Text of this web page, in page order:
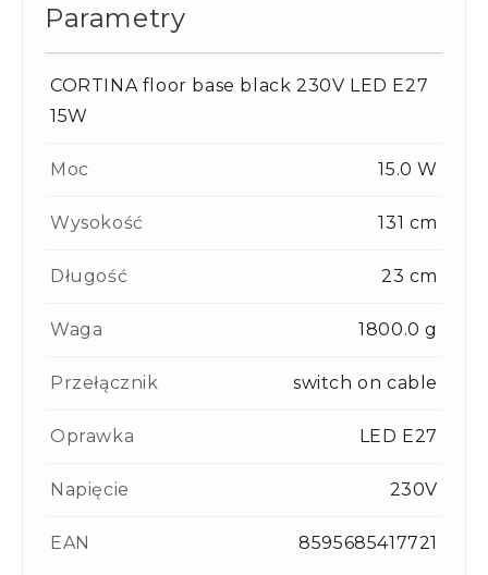
Parametry
CORTINA floor base black 230V LED E27
15W
Moc 15.0 W
Wysokość 131 cm
Długość 23 cm
Waga 1800.0 g
Przełącznik switch on cable
Oprawka LED E27
Napięcie 230V
EAN 8595685417721